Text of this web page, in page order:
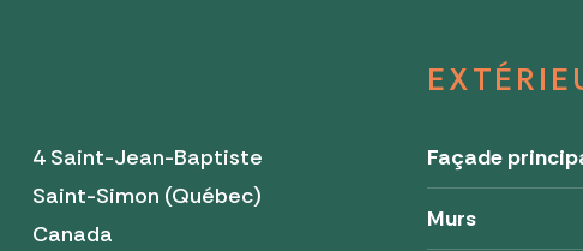
4 Saint-Jean-Baptiste
Saint-Simon (Québec)
Canada
Façade
Murs